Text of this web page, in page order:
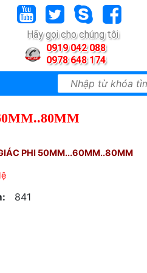
Hãy gọi cho chúng tôi
0919 042 088
0978 648 174
PHI 50MM...60MM..80MM
841